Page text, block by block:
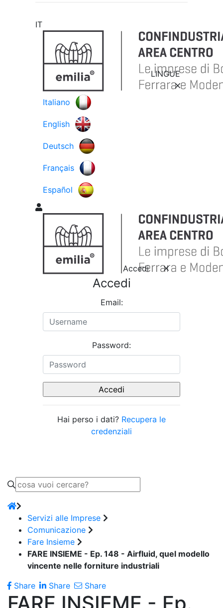
IT
LINGUE
Italiano
English
Deutsch
Français
Español
Accedi
Accedi
Email:
Password:
Hai perso i dati? Recupera le
credenziali
Servizi alle Imprese
Comunicazione
Fare Insieme
FARE INSIEME - Ep. 148 - Airfluid, quel modello
vincente nelle forniture industriali
Share
Share Share